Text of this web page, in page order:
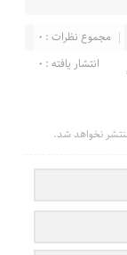
مجموع نظرات : 0
انتشار یافته : 0
منتشر نخواهد شد.